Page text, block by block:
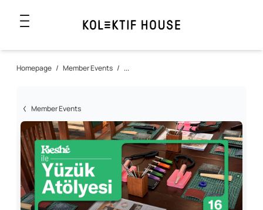
Homepage / Member Events / ...
Member Events